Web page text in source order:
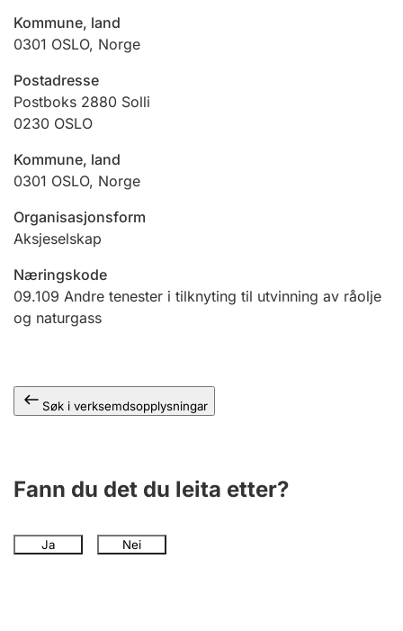
Ektepaktrettleiaren
Kommune, land
0301 OSLO, Norge
Postadresse
Postboks 2880 Solli
0230 OSLO
Kommune, land
0301 OSLO, Norge
Organisasjonsform
Aksjeselskap
Næringskode
09.109 Andre tenester i tilknyting til utvinning av råolje
og naturgass
Søk i verksemdsopplysningar
Fann du det du leita etter?
Ja Nei